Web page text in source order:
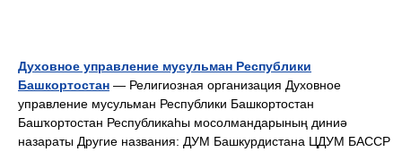
Духовное управление мусульман Республики
Башкортостан — Религиозная организация Духовное
управление мусульман Республики Башкортостан
Башҡортостан Республикаһы мосолмандарының диниә
назараты Другие названия: ДУМ Башкурдистана ЦДУМ БАССР